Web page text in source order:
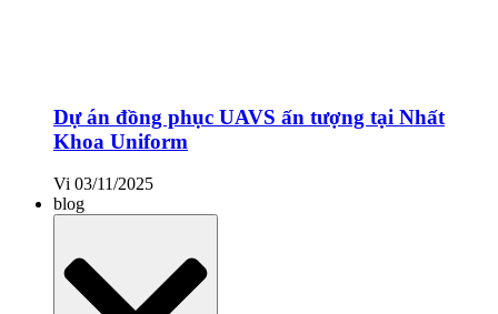
Dự án đồng phục UAVS ấn tượng tại Nhất
Khoa Uniform
Vi 03/11/2025
blog